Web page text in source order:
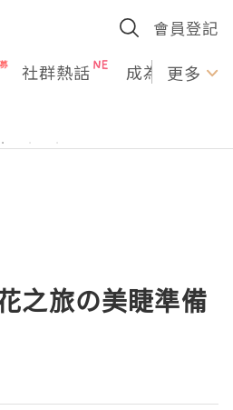
會員登記
社群熱話 成為U更多
之旅の美睫準備